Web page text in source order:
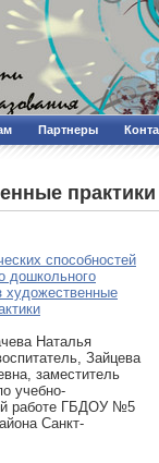
Партнеры
способностей
дошкольного
художественные
Наталья
Зайцева
заместитель
учебно-
работе ГБДОУ №5
Санкт-